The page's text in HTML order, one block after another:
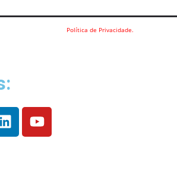
Política de Privacidade.